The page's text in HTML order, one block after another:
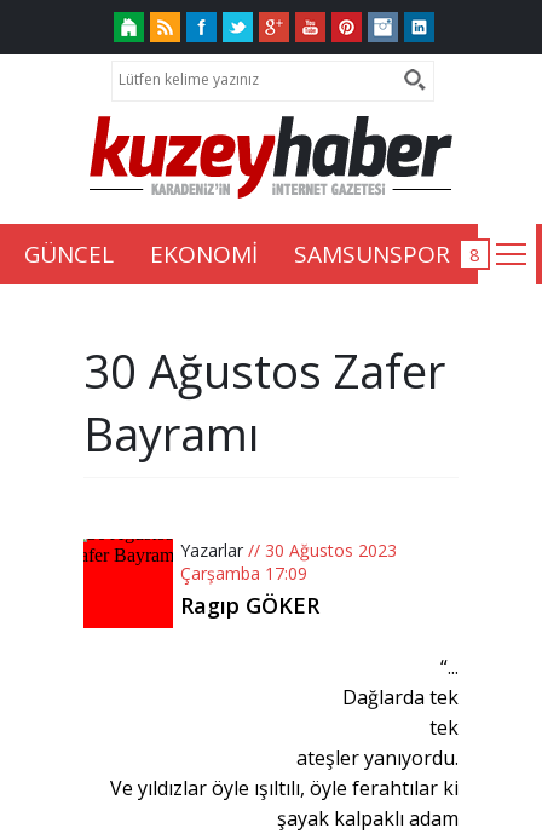
GÜNCEL EKONOMİ SAMSUNSPOR
30 Ağustos Zafer
Bayramı
Yazarlar // 30 Ağustos 2023
Çarşamba 17:09
Ragıp GÖKER
“...
Dağlarda tek
tek
ateşler yanıyordu.
Ve yıldızlar öyle ışıltılı, öyle ferahtılar ki
şayak kalpaklı adam